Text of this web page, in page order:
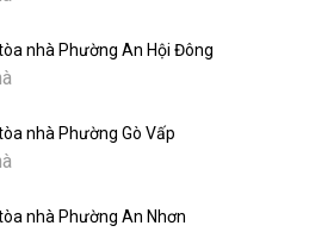
nhà Phường An Hội Đông
nhà Phường Gò Vấp
nhà Phường An Nhơn